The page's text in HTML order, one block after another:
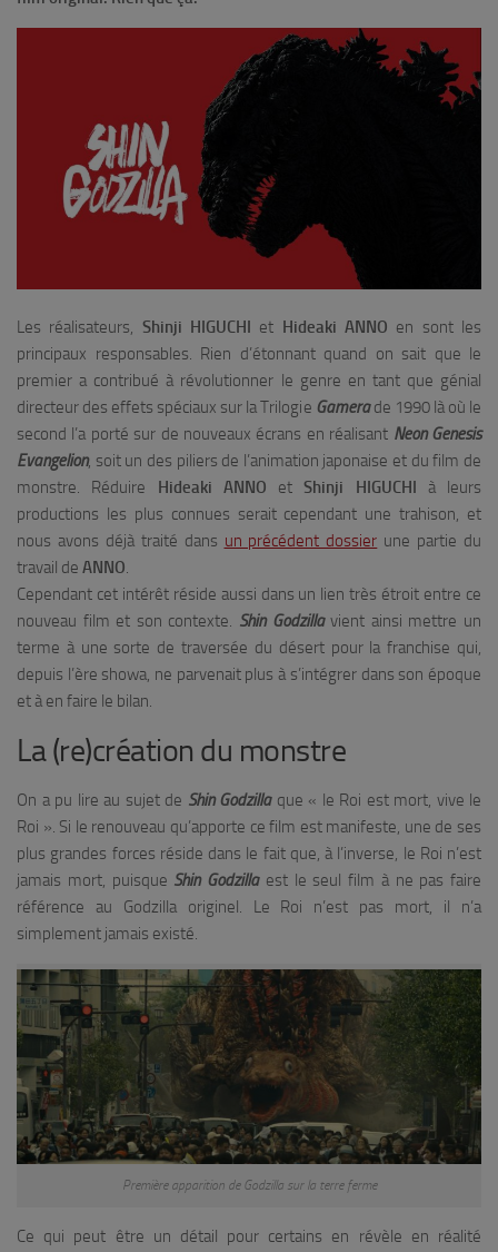
Les réalisateurs, Shinji HIGUCHI et Hideaki ANNO en sont les
principaux responsables. Rien d’étonnant quand on sait que le
premier a contribué à révolutionner le genre en tant que génial
directeur des effets spéciaux sur la Trilogie Gamerade 1990 là où le
second l’a porté sur de nouveaux écrans en réalisant Neon Genesis
Evangelion, soit un des piliers de l’animation japonaise et du film de
monstre. Réduire Hideaki ANNO etShinji HIGUCHI à leurs
productions les plus connues serait cependant une trahison, et
nous avons déjà traité dans un précédent dossier une partie du
travail de ANNO.
Cependant cet intérêt réside aussi dans un lien très étroit entre ce
nouveau film et son contexte. Shin Godzillavient ainsi mettre un
terme à une sorte de traversée du désert pour la franchise qui,
depuis l’ère showa, ne parvenait plus à s’intégrer dans son époque
et à en faire le bilan.
La (re)création du monstre
On a pu lire au sujet de Shin Godzillaque « le Roi est mort, vive le
Roi ». Si le renouveau qu’apporte ce film est manifeste, une de ses
plus grandes forces réside dans le fait que, à l’inverse, le Roi n’est
jamais mort, puisque Shin Godzillaest le seul film à ne pas faire
référence au Godzilla originel. Le Roi n’est pas mort, il n’a
simplement jamais existé.
Première apparition de Godzilla sur la terre ferme
Ce qui peut être un détail pour certains en révèle en réalité